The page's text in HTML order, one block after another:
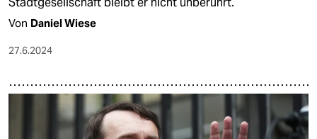
Von Daniel Wiese
27.6.2024